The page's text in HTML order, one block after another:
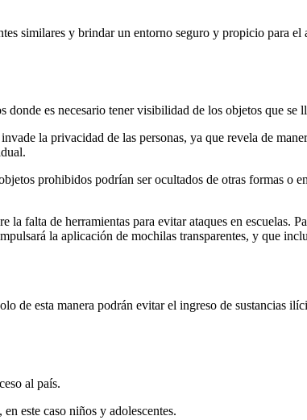
similares y brindar un entorno seguro y propicio para el
es necesario tener visibilidad de los objetos que se
la privacidad de las personas, ya que revela de
prohibidos podrían ser ocultados de otras formas o
la falta de herramientas para evitar ataques en escuelas.
la aplicación de mochilas transparentes, y que
de esta manera podrán evitar el ingreso de sustancias
al país.
este caso niños y adolescentes.